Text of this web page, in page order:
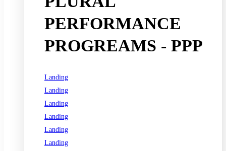
PERFORMANCE
PROGREAMS - PPP
Landing
Landing
Landing
Landing
Landing
Landing